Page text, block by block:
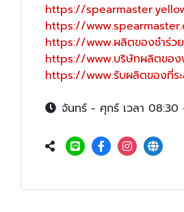
https://
https://
https://www.ผลิตของชำร่ว
https://www.บริษัทผลิตของ
https://www.รับผลิตของที่ร
จันทร์ - ศุกร์ เวลา 08:30